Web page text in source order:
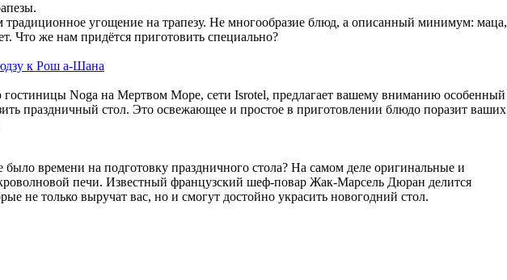
традиционное угощение на трапезу. Не многообразие блюд, а описанный минимум: маца,
Что же нам придётся приготовить специально?
к Рош а-Шана
Noga на Мертвом Море, сети Isrotel, предлагает вашему вниманию особенный
праздничный стол. Это освежающее и простое в приготовлении блюдо поразит ваших
времени на подготовку праздничного стола? На самом деле оригинальные и
печи. Известный французский шеф-повар Жак-Марсель Дюран делится
не только выручат вас, но и смогут достойно украсить новогодний стол.